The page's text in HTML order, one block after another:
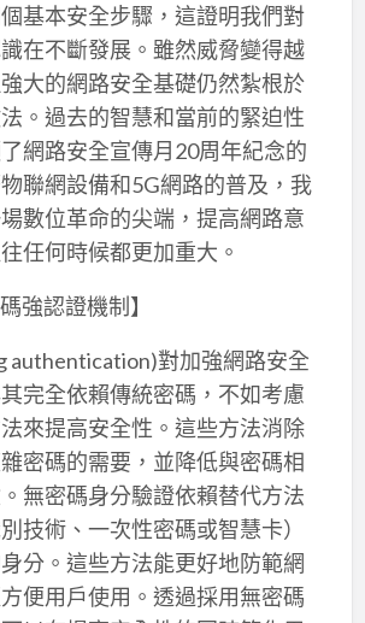
基本安全步驟，這證明我們對
在不斷發展。雖然威脅變得越
大的網路安全基礎仍然紮根於
。過去的智慧和當前的緊迫性
網路安全宣傳月20周年紀念的
聯網設備和5G網路的普及，我
數位革命的尖端，提高網路意
任何時候都更加重大。
強認證機制】
authentication)對加強網路安全
完全依賴傳統密碼，不如考慮
來提高安全性。這些方法消除
密碼的需要，並降低與密碼相
無密碼身分驗證依賴替代方法
技術、一次性密碼或智慧卡）
分。這些方法能更好地防範網
便用戶使用。透過採用無密碼